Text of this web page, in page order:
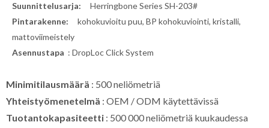
Suunnittelusarja:
Herringbone Series SH-203#
Pintarakenne:
kohokuvioitu puu, BP kohokuviointi, kristalli,
mattoviimeistely
Asennustapa : DropLoc Click System
Minimitilausmäärä : 500 neliömetriä
Yhteistyömenetelmä : OEM / ODM käytettävissä
Tuotantokapasiteetti : 500 000 neliömetriä kuukaudessa